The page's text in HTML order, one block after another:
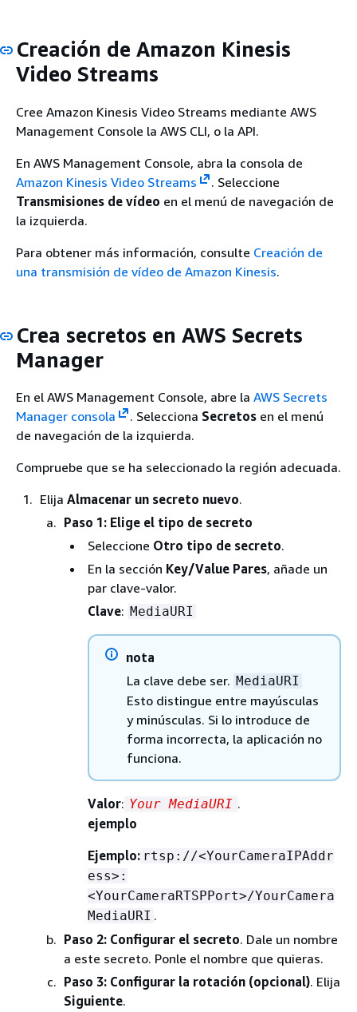
Creación de Amazon Kinesis
Video Streams
Cree Amazon Kinesis Video Streams mediante AWS
Management Console la AWS CLI, o la API.
En AWS Management Console, abra la consola de
Amazon Kinesis Video Streams
. Seleccione
Transmisiones de vídeo en el menú de navegación de
la izquierda.
Para obtener más información, consulte Creación de
una transmisión de vídeo de Amazon Kinesis.
Crea secretos en AWS Secrets
Manager
En el AWS Management Console, abre la AWS Secrets
Manager consola
. Selecciona Secretosen el menú
de navegación de la izquierda.
Compruebe que se ha seleccionado la región adecuada.
Elija Almacenar un secreto nuevo.
Paso 1: Elige el tipo de secreto
Seleccione Otro tipo de secreto.
En la sección Key/Value Pares, añade un
par clave-valor.
Clave: MediaURI
nota
La clave debe ser. MediaURI
Esto distingue entre mayúsculas
y minúsculas. Si lo introduce de
forma incorrecta, la aplicación no
funciona.
Valor: Your MediaURI .
ejemplo
Ejemplo: rtsp://<YourCameraIPAddr
ess>:
<YourCameraRTSPPort>/YourCamera
MediaURI .
Paso 2: Configurar el secreto. Dale un nombre
a este secreto. Ponle el nombre que quieras.
Paso 3: Configurar la rotación (opcional). Elija
Siguiente.